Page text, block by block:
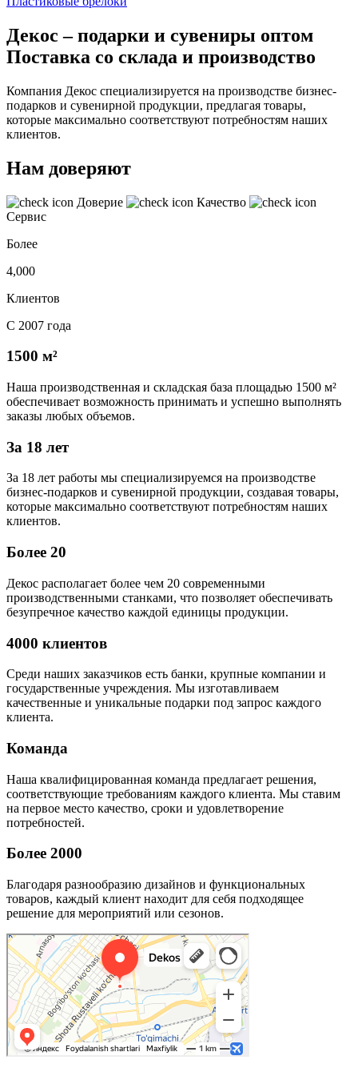
Декос – подарки и сувениры оптом
Поставка со склада и производство
Компания Декос специализируется на производстве бизнес-
подарков и сувенирной продукции, предлагая товары,
которые максимально соответствуют потребностям наших
клиентов.
Нам доверяют
Доверие
Качество
Сервис
Более
4,000
Клиентов
С 2007 года
1500 м²
Наша производственная и складская база площадью 1500 м²
обеспечивает возможность принимать и успешно выполнять
заказы любых объемов.
За 18 лет
За 18 лет работы мы специализируемся на производстве
бизнес-подарков и сувенирной продукции, создавая товары,
которые максимально соответствуют потребностям наших
клиентов.
Более 20
Декос располагает более чем 20 современными
производственными станками, что позволяет обеспечивать
безупречное качество каждой единицы продукции.
4000 клиентов
Среди наших заказчиков есть банки, крупные компании и
государственные учреждения. Мы изготавливаем
качественные и уникальные подарки под запрос каждого
клиента.
Команда
Наша квалифицированная команда предлагает решения,
соответствующие требованиям каждого клиента. Мы ставим
на первое место качество, сроки и удовлетворение
потребностей.
Более 2000
Благодаря разнообразию дизайнов и функциональных
товаров, каждый клиент находит для себя подходящее
решение для мероприятий или сезонов.